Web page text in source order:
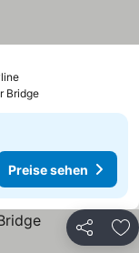
Bridge
Preise sehen
Teilen